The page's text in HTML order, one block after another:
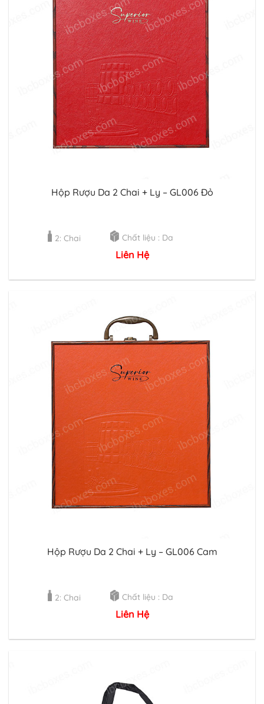
Hộp Rượu Da 2 Chai + Ly – GL006 Đỏ
2: Chai Chất liệu : Da
Liên Hệ
Hộp Rượu Da 2 Chai + Ly – GL006 Cam
2: Chai Chất liệu : Da
Liên Hệ